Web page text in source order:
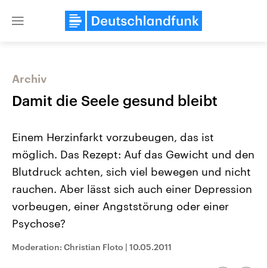
Close
Landtagswahl Sachsen-Anhalt
Alle Informationen
September 2026 einen neuen
USA
gehören die Vereinigten
mit großem Einfluss auf
Archiv
Damit die Seele gesund bleibt
Einem Herzinfarkt vorzubeugen, das ist
möglich. Das Rezept: Auf das Gewicht und den
Blutdruck achten, sich viel bewegen und nicht
rauchen. Aber lässt sich auch einer Depression
vorbeugen, einer Angststörung oder einer
Psychose?
Moderation: Christian Floto | 10.05.2011